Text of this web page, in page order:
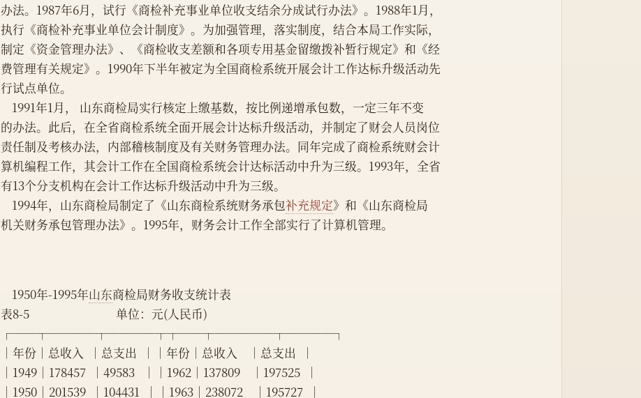
办法。1987年6月，试行《商检补充事业单位收支结余分成试行办法》。1988年1月，
执行《商检补充事业单位会计制度》。为加强管理，落实制度，结合本局工作实际，
制定《资金管理办法》、《商检收支差额和各项专用基金留缴拨补暂行规定》和《经
费管理有关规定》。1990年下半年被定为全国商检系统开展会计工作达标升级活动先
行试点单位。
    1991年1月， 山东商检局实行核定上缴基数，按比例递增承包数，一定三年不变
的办法。此后，在全省商检系统全面开展会计达标升级活动，并制定了财会人员岗位
责任制及考核办法，内部稽核制度及有关财务管理办法。同年完成了商检系统财会计
算机编程工作，其会计工作在全国商检系统会计达标活动中升为三级。1993年，全省
有13个分支机构在会计工作达标升级活动中升为三级。
    1994年，山东商检局制定了《山东商检系统财务承包
补充规定》和《山东商检局
机关财务承包管理办法》。1995年，财务会计工作全部实行了计算机管理。
    1950年-1995年
山东商检局财务收支统计表
表8-5                               单位：元(人民币)
┌──┬────┬────┬┬──┬─────┬────┐
│年份│总收入  │总支出  ││年份│总收入    │总支出  │
│1949│178457  │49583   ││1962│137809    │197525  │
│1950│201539  │104431  ││1963│238072    │195727  │